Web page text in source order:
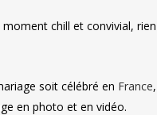
chill et convivial,
soit célébré en France
en photo et en vidéo.